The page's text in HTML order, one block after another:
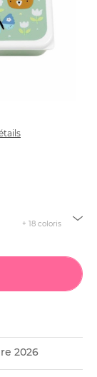
+ 18 coloris
2026